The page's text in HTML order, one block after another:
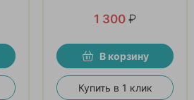
1 300 ₽
В корзину
Купить в 1 клик